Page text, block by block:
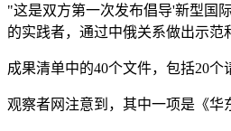
"这是双方第一次发布倡导'新型国
的实践者，通过中俄关系做出示范
成果清单中的40个文件，包括20个
观察者网注意到，其中一项是《华